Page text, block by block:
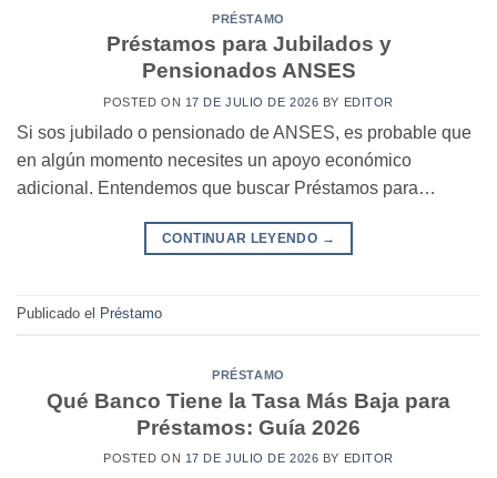
PRÉSTAMO
Préstamos para Jubilados y
Pensionados ANSES
POSTED ON 17 DE JULIO DE 2026 BY EDITOR
Si sos jubilado o pensionado de ANSES, es probable que
en algún momento necesites un apoyo económico
adicional. Entendemos que buscar Préstamos para…
CONTINUAR LEYENDO →
Publicado el Préstamo
PRÉSTAMO
Qué Banco Tiene la Tasa Más Baja para
Préstamos: Guía 2026
POSTED ON 17 DE JULIO DE 2026 BY EDITOR